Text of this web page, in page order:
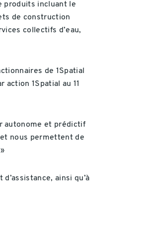
produits incluant le
de construction
collectifs d’eau,
de 1Spatial
1Spatial au 11
autonome et prédictif
nous permettent de
ainsi qu’à